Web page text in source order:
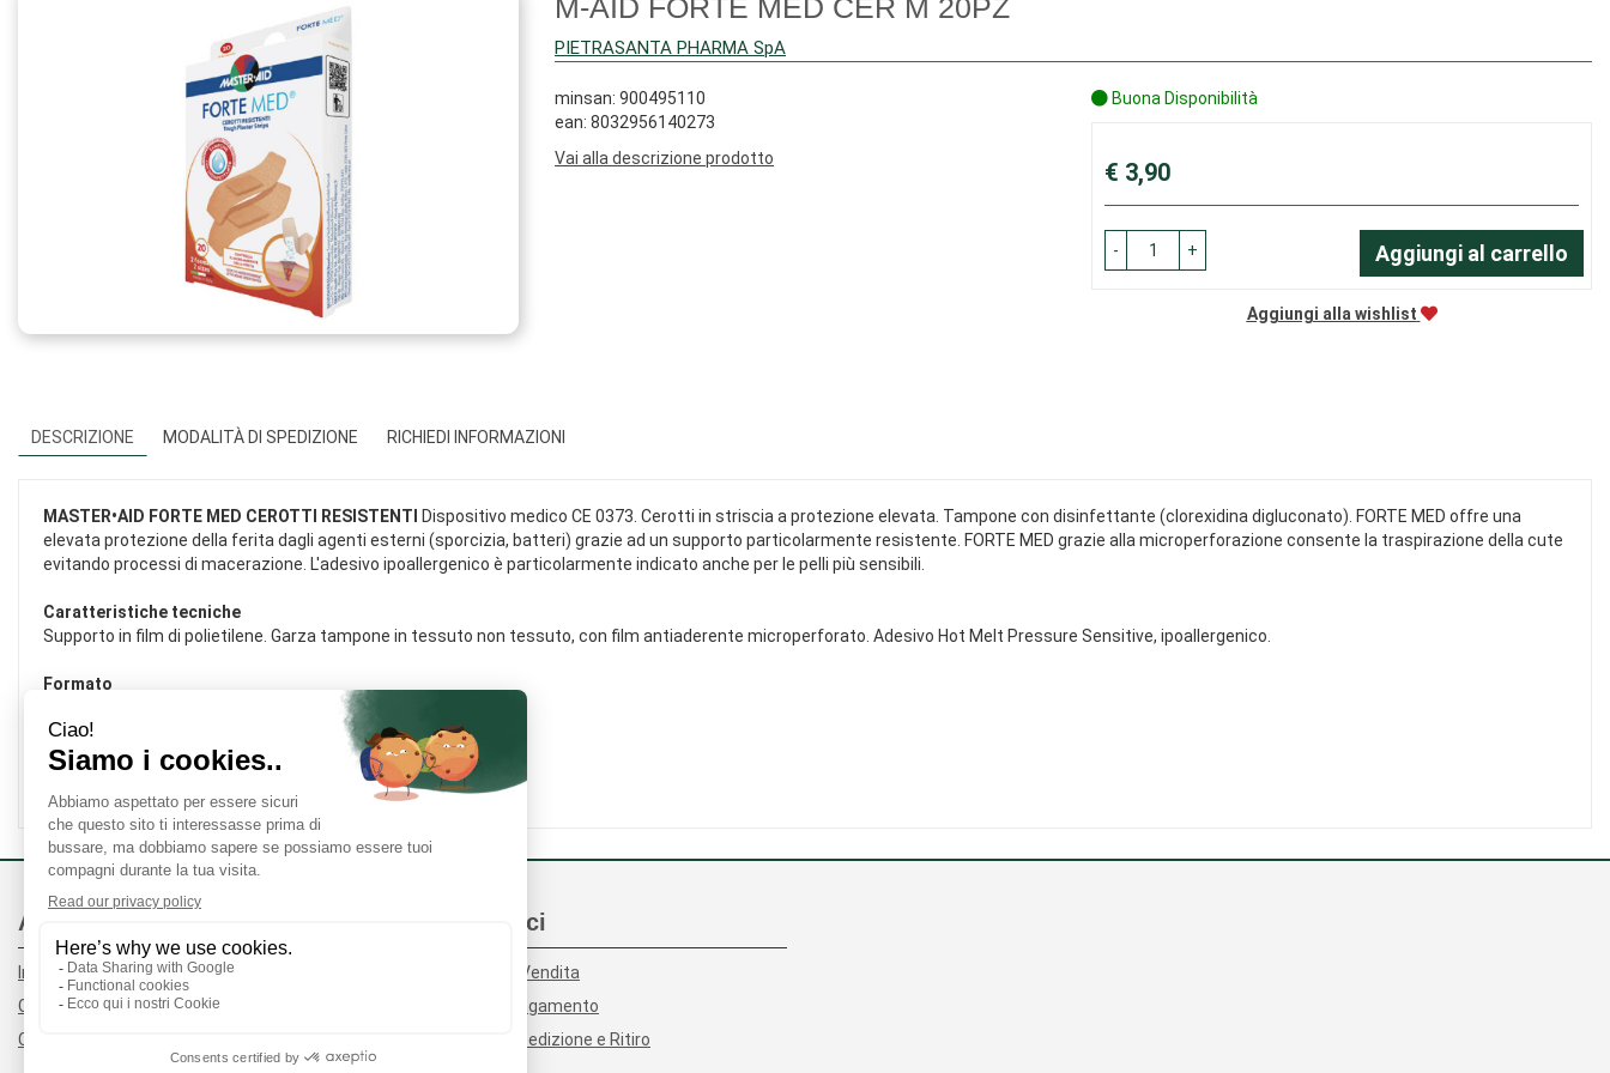
M-AID FORTE MED CER M 20PZ
PIETRASANTA PHARMA SpA
minsan: 900495110
ean: 8032956140273
Vai alla descrizione prodotto
Buona Disponibilità
€ 3,90
- + Aggiungi al carrello
Aggiungi alla wishlist
DESCRIZIONE MODALITÀ DI SPEDIZIONE RICHIEDI INFORMAZIONI
MASTER•AID FORTE MED CEROTTI RESISTENTI
Dispositivo medico CE 0373. Cerotti in striscia a protezione elevata. Tampone con disinfettante (clorexidina digluconato). FORTE MED offre una
elevata protezione della ferita dagli agenti esterni (sporcizia, batteri) grazie ad un supporto particolarmente resistente. FORTE MED grazie alla microperforazione consente la traspirazione della cute
evitando processi di macerazione. L'adesivo ipoallergenico è particolarmente indicato anche per le pelli più sensibili.
Caratteristiche tecniche
Supporto in film di polietilene. Garza tampone in tessuto non tessuto, con film antiaderente microperforato. Adesivo Hot Melt Pressure Sensitive, ipoallergenico.
Formato
- 78x20 mm (medio). Confezione da 20 o 100 pezzi.
- 78x26 mm (grande). Confezione da 10 o 100 pezzi.
Area Utente
Informativa Privacy
Cookie Policy
Contatti
Link Veloci
Condizioni di Vendita
Modalità di Pagamento
Modalità di Spedizione e Ritiro